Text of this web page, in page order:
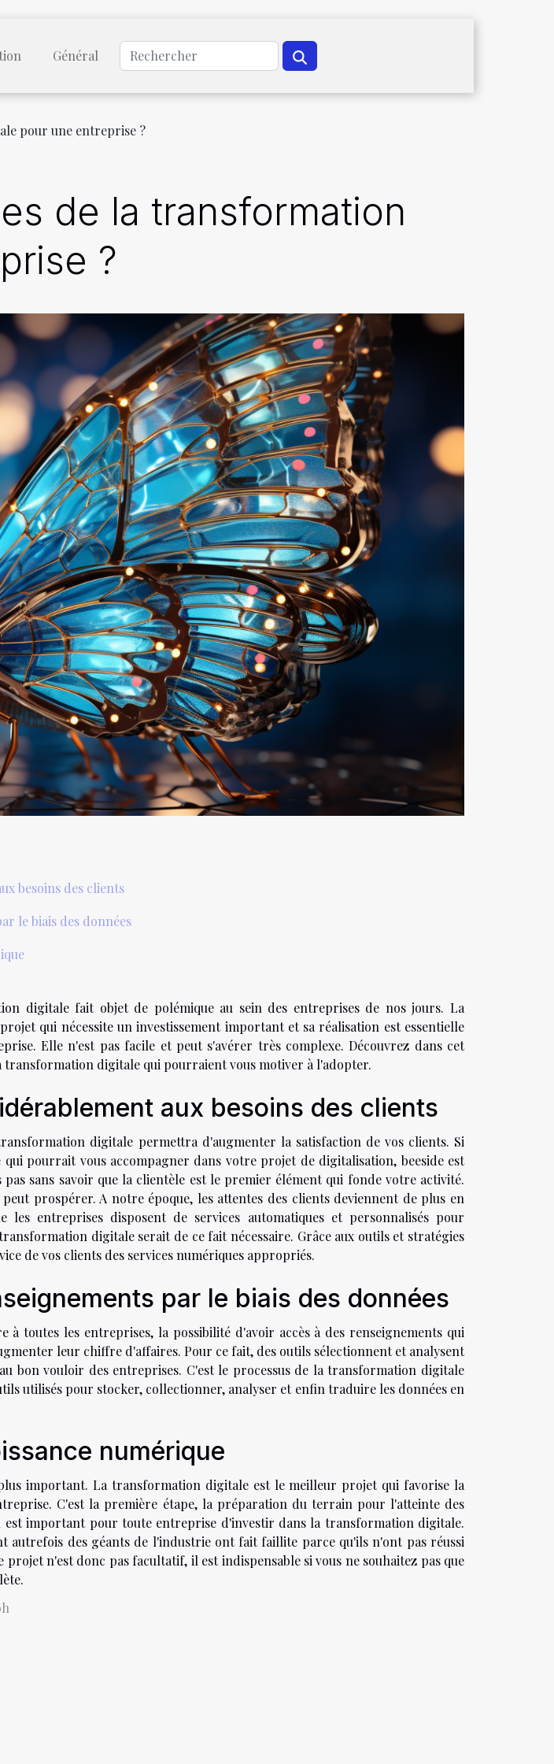
Général
pour une entreprise ?
de la transformation
?
besoins des clients
le biais des données
digitale fait objet de polémique au sein des entreprises de nos jours. La
qui nécessite un investissement important et sa réalisation est essentielle
Elle n'est pas facile et peut s'avérer très complexe. Découvrez dans cet
transformation digitale qui pourraient vous motiver à l'adopter.
aux besoins des clients
digitale permettra d'augmenter la satisfaction de vos clients. Si
pourrait vous accompagner dans votre projet de digitalisation, beesideest
pas sans savoir que la clientèle est le premier élément qui fonde votre activité.
prospérer. A notre époque, les attentes des clients deviennent de plus en
les entreprises disposent de services automatiques et personnalisés pour
digitale serait de ce fait nécessaire. Grâce aux outils et stratégies
de vos clients des services numériques appropriés.
par le biais des données
toutes les entreprises, la possibilité d'avoir accès à des renseignements qui
leur chiffre d'affaires. Pour ce fait, des outils sélectionnent et analysent
bon vouloir des entreprises. C'est le processus de la transformation digitale
utilisés pour stocker, collectionner, analyser et enfin traduire les données en
numérique
important. La transformation digitale est le meilleur projet qui favorise la
C'est la première étape, la préparation du terrain pour l'atteinte des
est important pour toute entreprise d'investir dans la transformation digitale.
autrefois des géants de l'industrie ont fait faillite parce qu'ils n'ont pas réussi
n'est donc pas facultatif, il est indispensable si vous ne souhaitez pas que